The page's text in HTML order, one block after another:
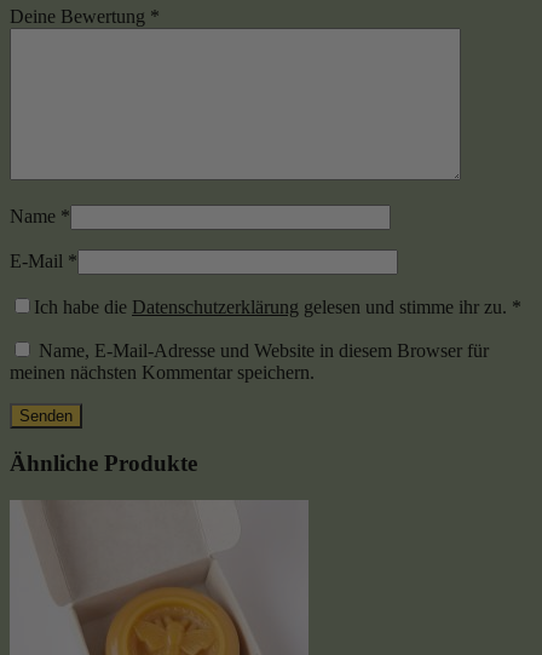
Deine Bewertung *
Name *
E-Mail *
Ich habe die Datenschutzerklärung gelesen und stimme ihr zu. *
Name, E-Mail-Adresse und Website in diesem Browser für
meinen nächsten Kommentar speichern.
Ähnliche Produkte